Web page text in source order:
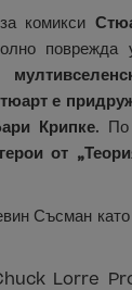
за комикси
поврежда
е
Крипке. По
от
Съсман
Lorre